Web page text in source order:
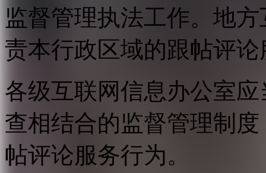
监督管理执法工作。地
责本行政区域的跟帖评
各级互联网信息办公室
查相结合的监督管理制
帖评论服务行为。